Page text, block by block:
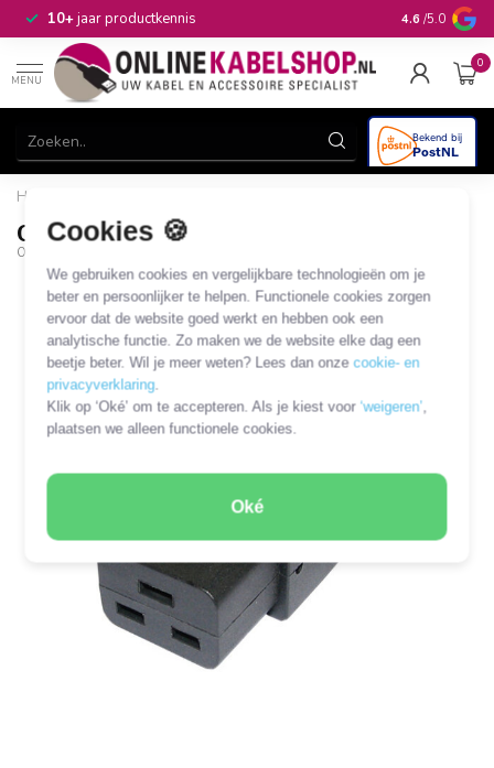
Cookies 🍪
We gebruiken cookies en vergelijkbare technologieën om je
beter en persoonlijker te helpen. Functionele cookies zorgen
ervoor dat de website goed werkt en hebben ook een
analytische functie. Zo maken we de website elke dag een
beetje beter. Wil je meer weten? Lees dan onzecookie- en
privacyverklaring.
Klik op ‘Oké’ om te accepteren. Als je kiest voor ‘weigeren’,
plaatsen we alleen functionele cookies.
Oké
10+jaar productkennis 4.6 /5.0
MENU
0
Home
C19 connector
OKS-22382